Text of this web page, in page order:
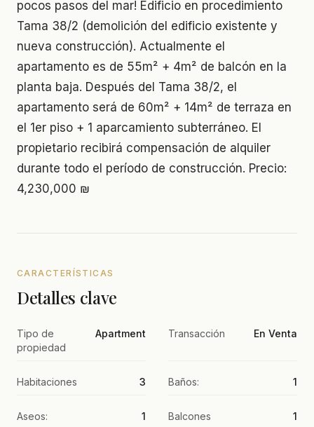
pocos pasos del mar! Edificio en procedimiento
Tama 38/2 (demolición del edificio existente y
nueva construcción). Actualmente el
apartamento es de 55m² + 4m² de balcón en la
planta baja. Después del Tama 38/2, el
apartamento será de 60m² + 14m² de terraza en
el 1er piso + 1 aparcamiento subterráneo. El
propietario recibirá compensación de alquiler
durante todo el período de construcción. Precio:
4,230,000 ₪
CARACTERÍSTICAS
Detalles clave
Tipo de
propiedad
Apartment Transacción En Venta
Habitaciones 3 Baños: 1
Aseos: 1 Balcones 1